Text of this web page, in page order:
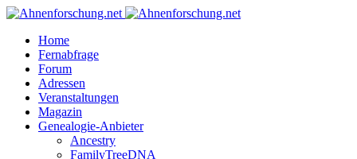
Home
Fernabfrage
Forum
Adressen
Veranstaltungen
Magazin
Genealogie-Anbieter
Ancestry
FamilyTreeDNA